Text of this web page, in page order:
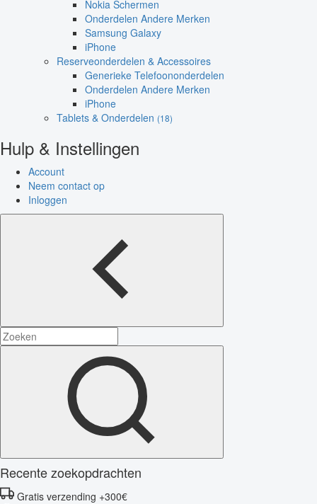
Nokia Schermen
Onderdelen Andere Merken
Samsung Galaxy
iPhone
Reserveonderdelen & Accessoires
Generieke Telefoononderdelen
Onderdelen Andere Merken
iPhone
Tablets & Onderdelen (18)
Hulp & Instellingen
Account
Neem contact op
Inloggen
Recente zoekopdrachten
Gratis verzending +300€